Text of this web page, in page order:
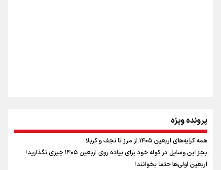
نگاه تمدنی رهبر شهید به فضای مجازی
اینفو برنا / توصیه‌هایی طلایی برای پیاده روی اربعین
پرونده ویژه
همه کرایه‌های اربعین ۱۴۰۵ از مرز تا نجف و کربلا
بجز این وسایل در کوله خود برای پیاده روی اربعین ۱۴۰۵ چیزی نگذارید!
اربعین اولی‌ها حتما بخوانند!